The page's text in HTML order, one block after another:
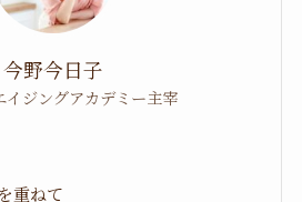
今野今日子
イジングアカデミー主宰
重ねて